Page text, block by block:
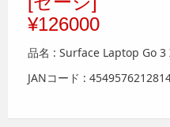
¥126000
品名 : Surface Laptop Go 3
JANコード :